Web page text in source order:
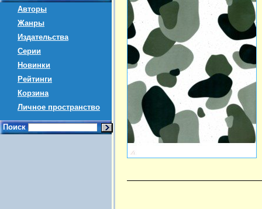
Авторы
Жанры
Издательства
Серии
Новинки
Рейтинги
Корзина
Личное пространство
Поиск